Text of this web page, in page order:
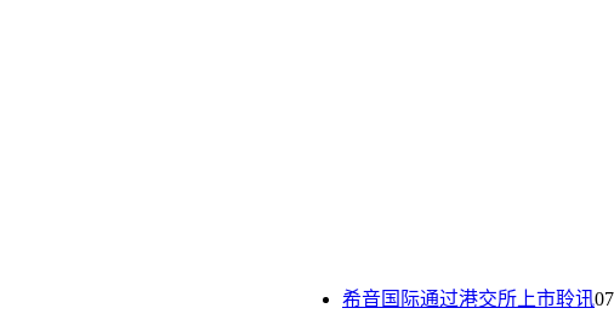
希音国际通过港交所上市聆讯07-